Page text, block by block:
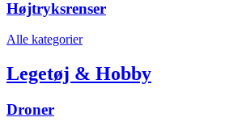
Højtryksrenser
Alle kategorier
Legetøj & Hobby
Droner